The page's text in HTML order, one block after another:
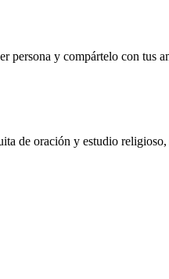
y compártelo con tus
de oración y estudio